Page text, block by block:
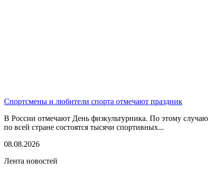
Спортсмены и любители спорта отмечают праздник
В России отмечают День физкультурника. По этому случаю
по всей стране состоятся тысячи спортивных...
08.08.2026
Лента новостей